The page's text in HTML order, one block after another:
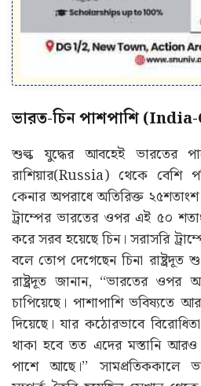
শুল্ক যুদ্ধের আবহেই ভারতের
রাশিয়ার(Russia) থেকে বেশি
কেনার অপরাধে অতিরিক্ত
ট্রাম্পের ভারতের ওপর এই ৫০
বলে তোপ দেগেছেন চিনা রাষ্ট্রদূত শু
রাষ্ট্রদূত জানান, ‘‘ভারতের
চাপিয়েছে। পাশাপাশি
দিয়েছে। যার কঠোরভাবে
থাকা হবে তত এদের মস্তানি আরও
পাশে আছে।’’ সামপ্রতিককালে
সম্পর্ক তৈরি হয়েছিল সেখান
জন্য যথেষ্ট তাত্পর্যপূর্ণ বলে মনে
‘‘বিশ্বের অন্যতম বড় দুটি
সহযোগিতা থাকা অত্যন্ত
গোটা এশিয়া মহাদেশের লাভ হবে।
বন্ধুত্ব আসলে পুরো বিশ্বের জন্যই
উন্নতির ‘ডবল ইঞ্জিন’ আমরা।’’